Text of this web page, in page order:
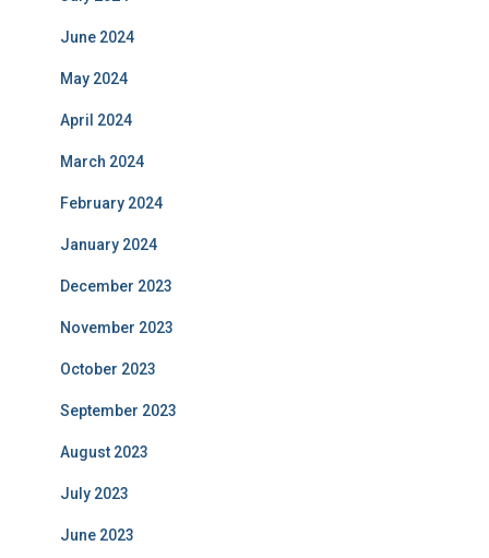
June 2024
May 2024
April 2024
March 2024
February 2024
January 2024
December 2023
November 2023
October 2023
September 2023
August 2023
July 2023
June 2023